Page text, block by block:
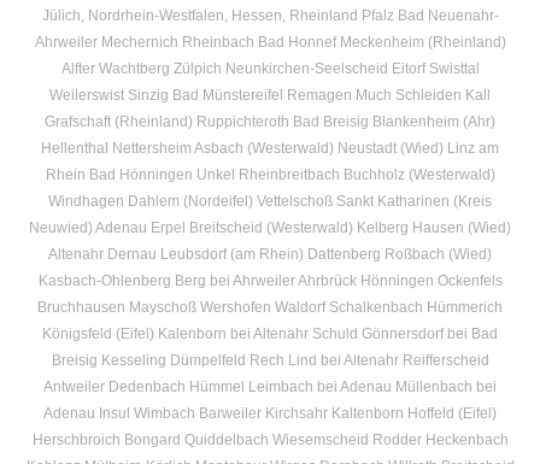
Jülich, Nordrhein-Westfalen, Hessen, Rheinland Pfalz Bad Neuenahr-
Ahrweiler Mechernich Rheinbach Bad Honnef Meckenheim (Rheinland)
Alfter Wachtberg Zülpich Neunkirchen-Seelscheid Eitorf Swisttal
Weilerswist Sinzig Bad Münstereifel Remagen Much Schleiden Kall
Grafschaft (Rheinland) Ruppichteroth Bad Breisig Blankenheim (Ahr)
Hellenthal Nettersheim Asbach (Westerwald) Neustadt (Wied) Linz am
Rhein Bad Hönningen Unkel Rheinbreitbach Buchholz (Westerwald)
Windhagen Dahlem (Nordeifel) Vettelschoß Sankt Katharinen (Kreis
Neuwied) Adenau Erpel Breitscheid (Westerwald) Kelberg Hausen (Wied)
Altenahr Dernau Leubsdorf (am Rhein) Dattenberg Roßbach (Wied)
Kasbach-Ohlenberg Berg bei Ahrweiler Ahrbrück Hönningen Ockenfels
Bruchhausen Mayschoß Wershofen Waldorf Schalkenbach Hümmerich
Königsfeld (Eifel) Kalenborn bei Altenahr Schuld Gönnersdorf bei Bad
Breisig Kesseling Dümpelfeld Rech Lind bei Altenahr Reifferscheid
Antweiler Dedenbach Hümmel Leimbach bei Adenau Müllenbach bei
Adenau Insul Wimbach Barweiler Kirchsahr Kaltenborn Hoffeld (Eifel)
Herschbroich Bongard Quiddelbach Wiesemscheid Rodder Heckenbach